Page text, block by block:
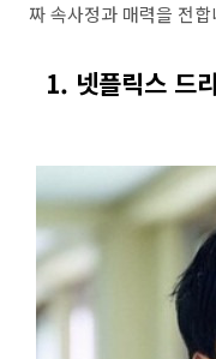
짜 속사정과 매력을 전합
1. 넷플릭스 드